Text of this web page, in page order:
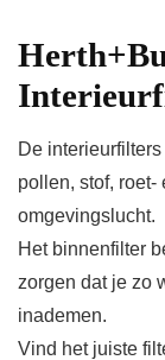
De
pollen, stof,
omgevingslucht.
Het binnenfilter
zorgen dat je zo
inademen.
Vind het juiste